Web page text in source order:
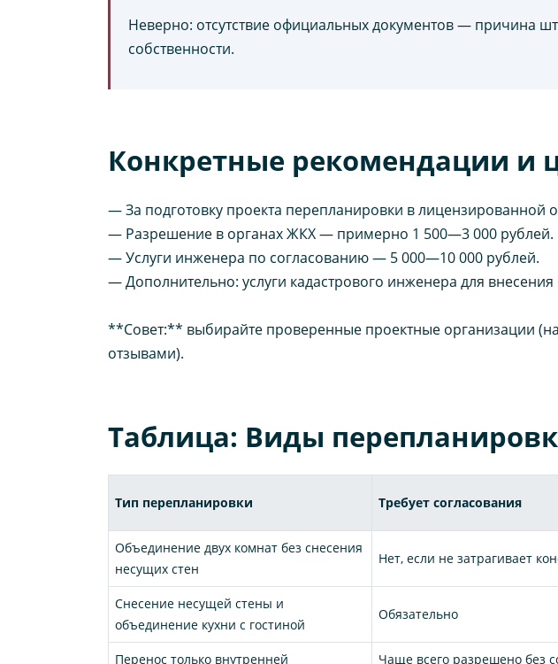
Неверно: отсутствие официальных документов — причина
собственности.
Конкретные рекомендации и
— За подготовку проекта перепланировки в лицензированной
— Разрешение в органах ЖКХ — примерно 1 500—3 000 рублей.
— Услуги инженера по согласованию — 5 000—10 000 рублей.
— Дополнительно: услуги кадастрового инженера для
**Совет:** выбирайте проверенные проектные организации
отзывами).
Таблица: Виды
Тип перепланировки Требует согласования
Объединение двух комнат без снесения
несущих стен
Нет, если не затрагивает
Снесение несущей стены и
объединение кухни с гостиной
Обязательно
Перенос только внутренней Чаще всего разрешено без